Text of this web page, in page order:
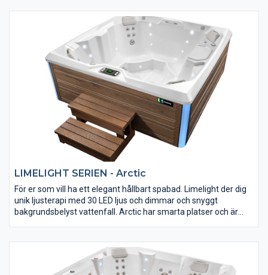
LIMELIGHT SERIEN - Arctic
För er som vill ha ett elegant hållbart spabad. Limelight der dig
unik ljusterapi med 30 LED ljus och dimmar och snyggt
bakgrundsbelyst vattenfall. Arctic har smarta platser och är
förberett. Det stilrena Limelight-serien har designats av BMW